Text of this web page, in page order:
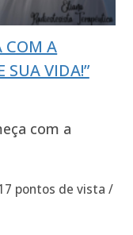
COM A
SUA VIDA!”
com a
pontos de vista /